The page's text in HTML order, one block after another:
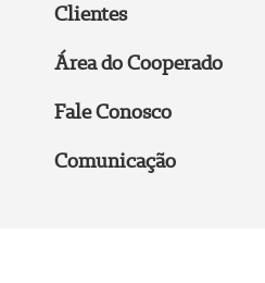
Clientes
Área do Cooperado
Fale Conosco
Comunicação